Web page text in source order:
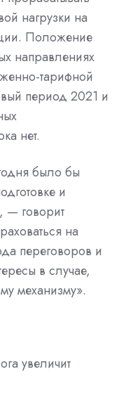
нагрузки на
Положение
направлениях
тарифной
период 2021 и
нет.
было бы
и
— говорит
на
переговоров и
в случае,
механизму».
увеличит